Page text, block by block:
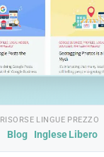
RISORSE
Blog
LINGUE
Inglese
PREZZO
Libero